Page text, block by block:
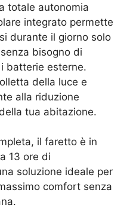
totale autonomia
integrato permette
durante il giorno solo
bisogno di
batterie esterne.
della luce e
alla riduzione
tua abitazione.
il faretto è in
13 ore di
soluzione ideale per
comfort senza